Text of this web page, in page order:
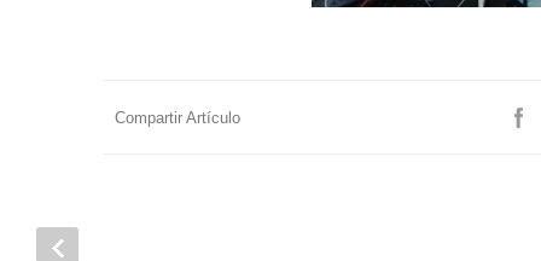
Compartir Artículo